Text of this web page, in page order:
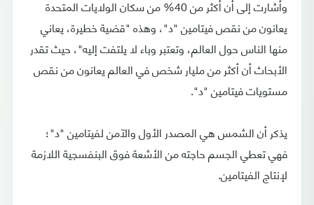
وأشارت إلى أن أكثر من 40% من سكان الولايات المتحدة
يعانون من نقص فيتامين "د"، وهذه "قضية خطيرة، يعاني
منها الناس حول العالم، وتعتبر وباء لا يلتفت إليه"، حيث تقدر
الأبحاث أن أكثر من مليار شخص في العالم يعانون من نقص
مستويات فيتامين "د".
يذكر أن الشمس هي المصدر الأول والآمن لفيتامين "د"؛
فهي تعطي الجسم حاجته من الأشعة فوق البنفسجية اللازمة
لإنتاج الفيتامين.